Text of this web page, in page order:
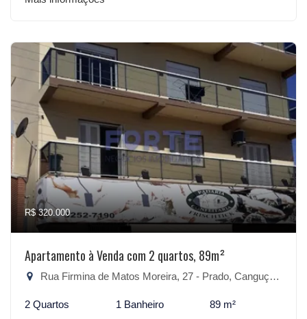
R$ 320.000
Apartamento à Venda com 2 quartos, 89m²
Rua Firmina de Matos Moreira, 27 - Prado, Canguçu-RS
2 Quartos 1 Banheiro 89 m²